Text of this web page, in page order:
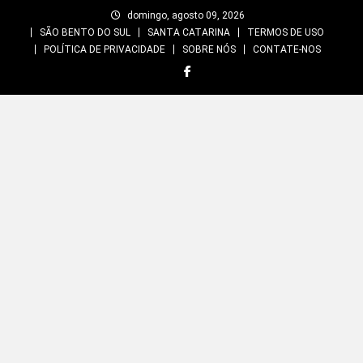
domingo, agosto 09, 2026
SÃO BENTO DO SUL
SANTA CATARINA
TERMOS DE USO
POLÍTICA DE PRIVACIDADE
SOBRE NÓS CONTATE-NOS